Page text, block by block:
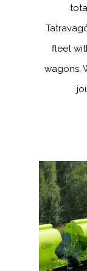
fleet
wagons.